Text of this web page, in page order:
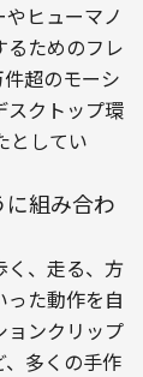
ヒューマノ
るためのフレ
超のモーシ
スクトップ環
としてい
組み合わ
く、走る、方
た動作を自
ョンクリップ
多くの手作